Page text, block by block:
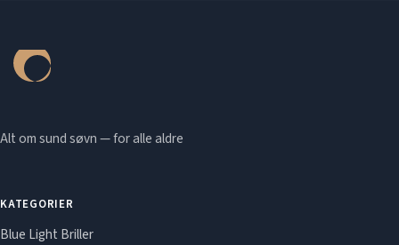
Alt om sund søvn — for alle aldre
KATEGORIER
Blue Light Briller